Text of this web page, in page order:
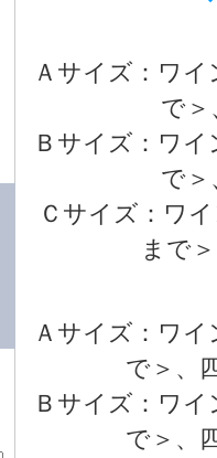
Ａサイズ：ワ
で
Ｂサイズ：ワ
で
Ｃサイズ：ワ
まで
Ａサイズ：ワ
で＞、
Ｂサイズ：ワ
で＞、